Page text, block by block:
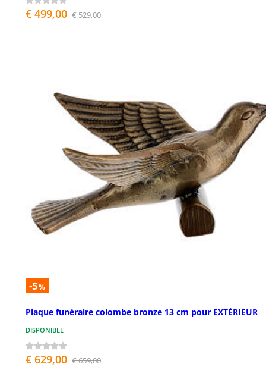
€ 499,00 € 529,00
-5%
Plaque funéraire colombe bronze 13 cm pour EXTÉRIEUR
DISPONIBLE
€ 629,00 € 659,00